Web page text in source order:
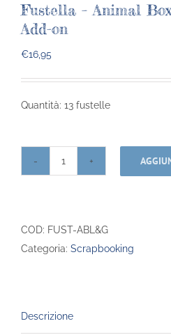
Fustella – Animal
Add-on
€16,95
Quantità: 13 fustelle
Box
Lion
on
COD: FUST-ABL&G
Categoria: Scrapbooking
Descrizione